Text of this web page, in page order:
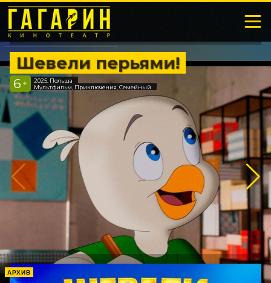
Шевели перьями!
6 +
2025, Польша
Мультфильм, Приключения, Семейный
АРХИВ